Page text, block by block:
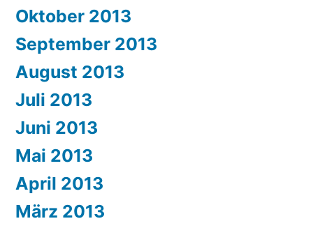
Oktober 2013
September 2013
August 2013
Juli 2013
Juni 2013
Mai 2013
April 2013
März 2013